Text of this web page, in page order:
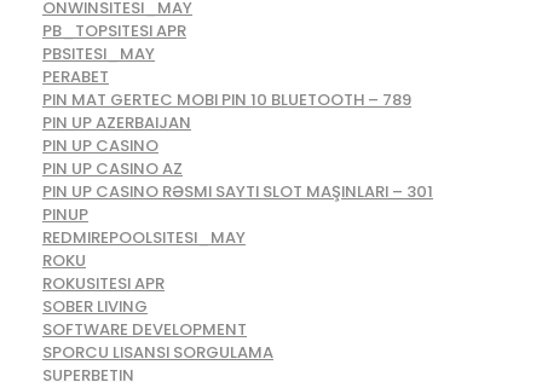
ONWINSITESI_MAY
PB_TOPSITESI APR
PBSITESI_MAY
PERABET
PIN MAT GERTEC MOBI PIN 10 BLUETOOTH – 789
PIN UP AZERBAIJAN
PIN UP CASINO
PIN UP CASINO AZ
PIN UP CASINO RƏSMI SAYTI SLOT MAŞINLARI – 301
PINUP
REDMIREPOOLSITESI_MAY
ROKU
ROKUSITESI APR
SOBER LIVING
SOFTWARE DEVELOPMENT
SPORCU LISANSI SORGULAMA
SUPERBETIN